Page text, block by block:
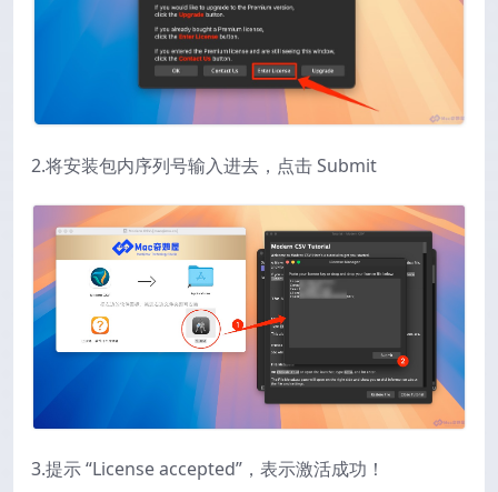
2.将安装包内序列号输入进去，点击 Submit
3.提示 “License accepted”，表示激活成功！